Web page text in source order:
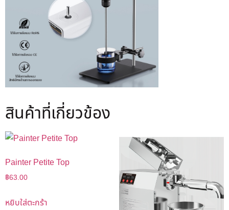
สินค้าที่เกี่ยวข้อง
Painter Petite Top
฿63.00
หยิบใส่ตะกร้า